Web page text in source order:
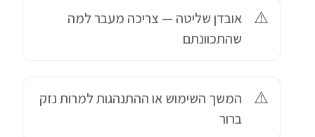
אובדן שליטה — צריכה מעבר למה
שהתכוונתם
המשך השימוש או ההתנהגות למרות נזק
ברור